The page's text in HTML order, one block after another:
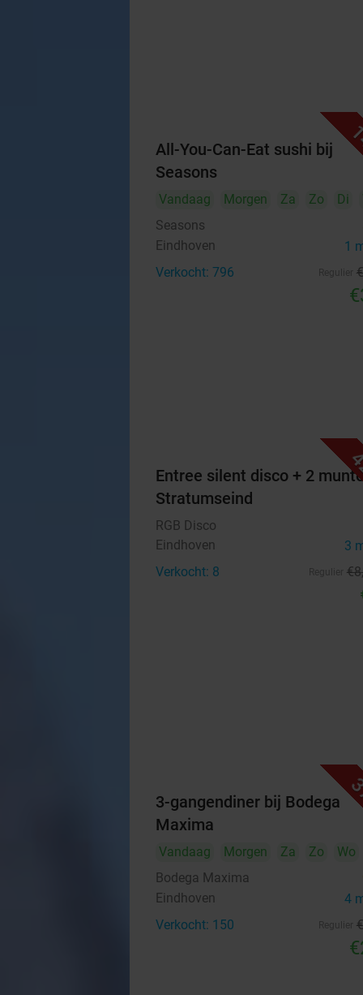
All-You-Can-Eat sushi bij
Seasons
Vandaag Morgen Za Zo Di
Seasons
Eindhoven 1
Verkocht: 796
Entree silent disco + 2
Stratumseind
RGB Disco
Eindhoven
3
Verkocht: 8 €8
3-gangendiner bij Bodega
Maxima
Vandaag Morgen Za Zo
Wo
Bodega Maxima
Eindhoven 4
Verkocht: 150